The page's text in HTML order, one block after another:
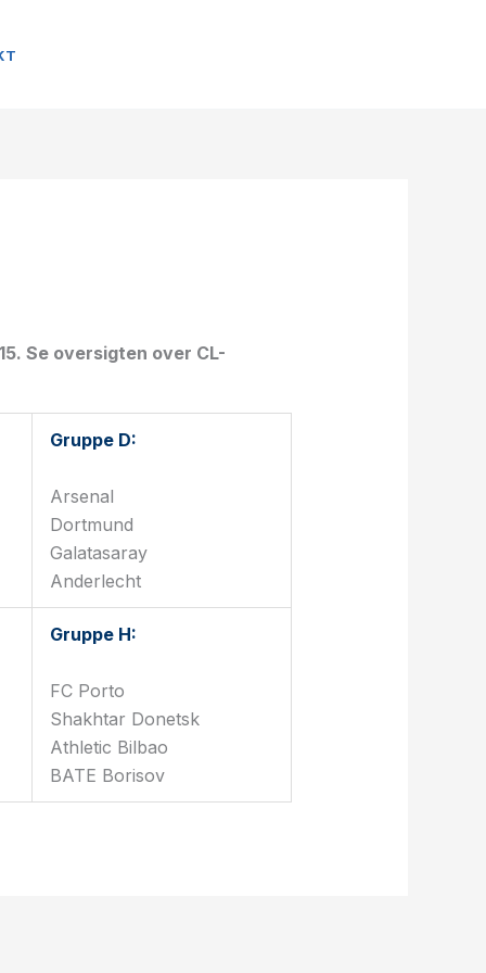
Se oversigten over CL-
Gruppe D:
Arsenal
Dortmund
Galatasaray
Anderlecht
Gruppe H:
FC Porto
Shakhtar Donetsk
Athletic Bilbao
BATE Borisov